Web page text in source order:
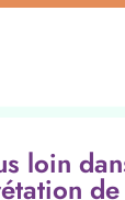
loin
de